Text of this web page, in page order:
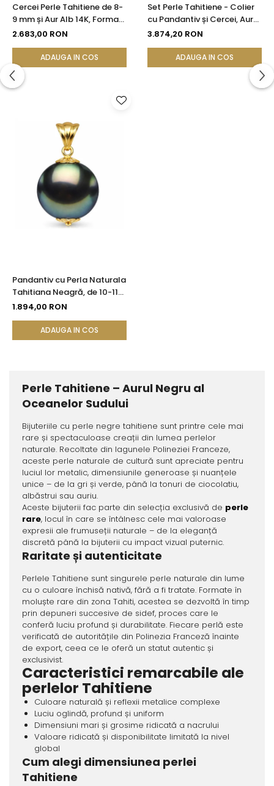
Cercei Perle Tahitiene de 8-
9 mm și Aur Alb 14K, Forma
Rotundă | KASKADDA®
2.683,00 RON
ADAUGA IN COS
Set Perle Tahitiene - Colier
cu Pandantiv și Cercei, Aur
Alb 14K, Perle Rotunde 8-9
KASKADDA®
3.874,20 RON
ADAUGA IN COS
Pandantiv cu Perla Naturala
Tahitiana Neagră, de 10-11
mm si Aur Galben de 14k
1.894,00 RON
ADAUGA IN COS
Perle Tahitiene – Aurul Negru al
Oceanelor Sudului
Bijuteriile cu perle negre tahitiene sunt printre cele mai
rare și spectaculoase creații din lumea perlelor
naturale. Recoltate din lagunele Polineziei Franceze,
aceste perle naturale de cultură sunt apreciate pentru
luciul lor metalic, dimensiunile generoase și nuanțele
unice – de la gri și verde, până la tonuri de ciocolatiu,
albăstrui sau auriu.
Aceste bijuterii fac parte din selecția exclusivă de perle
rare, locul în care se întâlnesc cele mai valoroase
expresii ale frumuseții naturale – de la eleganță
discretă până la bijuterii cu impact vizual puternic.
Raritate și autenticitate
Perlele Tahitiene sunt singurele perle naturale din lume
cu o culoare închisă nativă, fără a fi tratate. Formate în
moluște rare din zona Tahiti, acestea se dezvoltă în timp
prin depuneri succesive de sidef, proces care le
conferă luciu profund și durabilitate. Fiecare perlă este
verificată de autoritățile din Polinezia Franceză înainte
de export, ceea ce le oferă un statut autentic și
exclusivist.
Caracteristici remarcabile ale
perlelor Tahitiene
Culoare naturală și reflexii metalice complexe
Luciu oglindă, profund și uniform
Dimensiuni mari și grosime ridicată a nacrului
Valoare ridicată și disponibilitate limitată la nivel
global
Cum alegi dimensiunea perlei
Tahitiene